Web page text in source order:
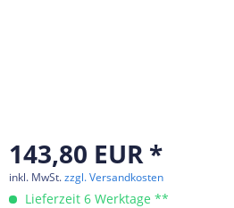
143,80 EUR *
inkl. MwSt.zzgl. Versandkosten
Lieferzeit 6 Werktage **